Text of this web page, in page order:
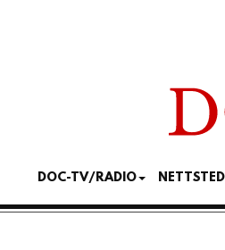
DOC-TV/RADIO